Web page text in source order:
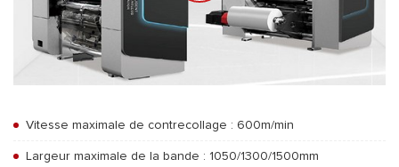
Vitesse maximale de contrecollage : 600m/min
Largeur maximale de la bande : 1050/1300/1500mm